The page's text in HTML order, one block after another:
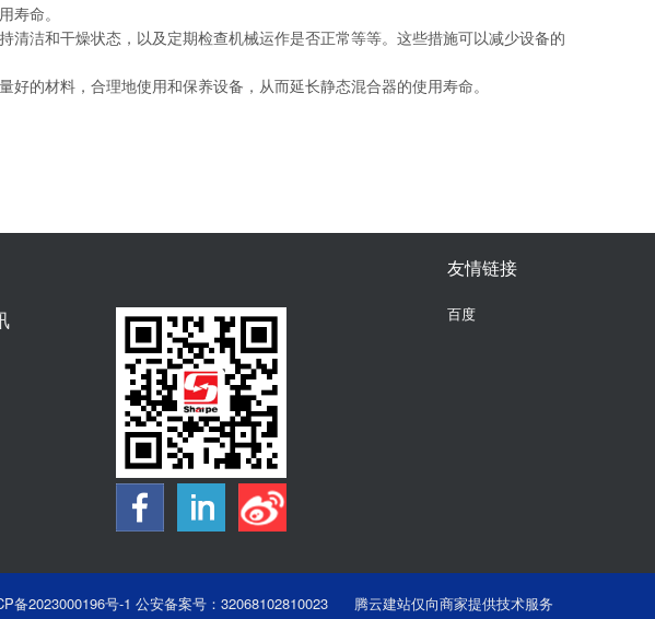
寿命。
洁和干燥状态，以及定期检查机械运作是否正常等等。这些措施可以减少设备的
的材料，合理地使用和保养设备，从而延长静态混合器的使用寿命。
友情链接
百度
备2023000196号-1 公安备案号：32068102810023 腾云建站仅向商家提供技术服务